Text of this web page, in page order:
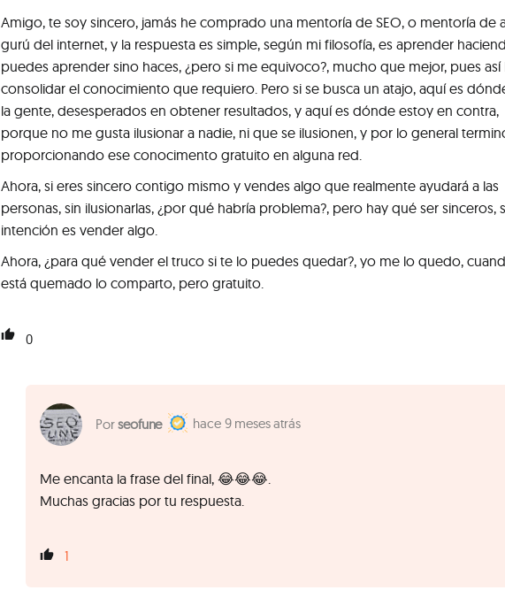
Amigo, te soy sincero, jamás he comprado una mentoría de SEO, o mentoría de
gurú del internet, y la respuesta es simple, según mi filosofía, es aprender
puedes aprender sino haces, ¿pero si me equivoco?, mucho que mejor, pues
consolidar el conocimiento que requiero. Pero si se busca un atajo, aquí es
la gente, desesperados en obtener resultados, y aquí es dónde estoy en contra,
porque no me gusta ilusionar a nadie, ni que se ilusionen, y por lo general
proporcionando ese conocimento gratuito en alguna red.
Ahora, si eres sincero contigo mismo y vendes algo que realmente ayudará a las
personas, sin ilusionarlas, ¿por qué habría problema?, pero hay qué ser sinceros,
intención es vender algo.
Ahora, ¿para qué vender el truco si te lo puedes quedar?, yo me lo quedo,
está quemado lo comparto, pero gratuito.
0
seofune 9 meses atrás
Me encanta la frase del final, 😂😂😂.
Muchas gracias por tu respuesta.
1